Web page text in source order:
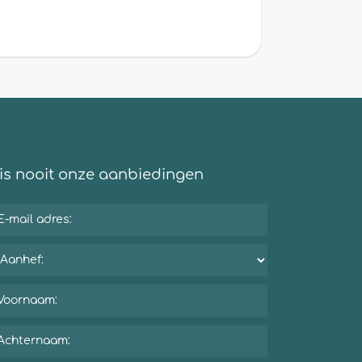
nooit onze aanbiedingen